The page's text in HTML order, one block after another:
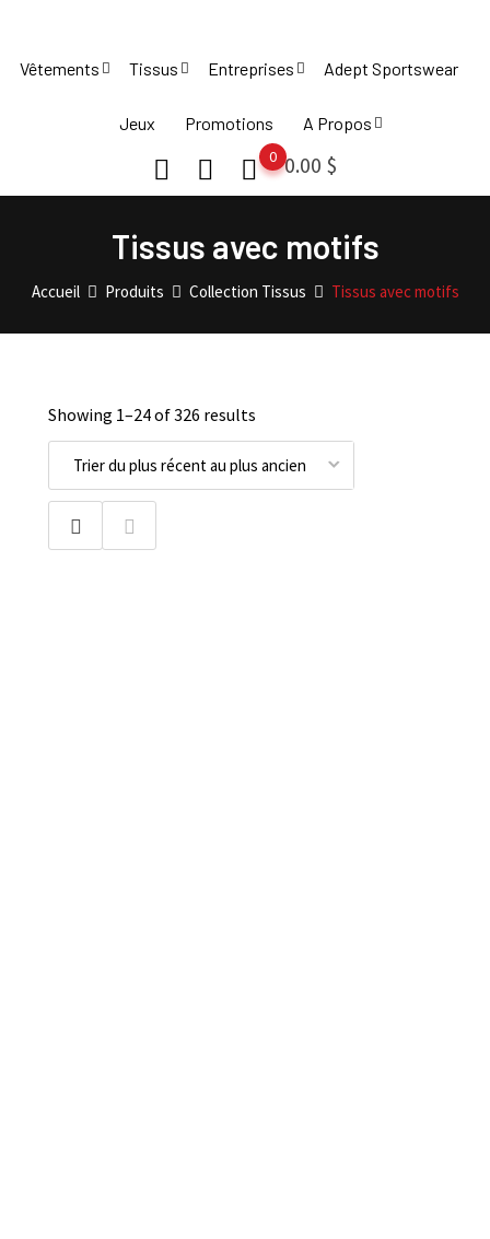
content
Vêtements Tissus Entreprises Adept Sportswear
Jeux Promotions A Propos
0.00 $
0
Tissus avec motifs
Accueil Produits Collection Tissus Tissus avec motifs
Showing 1–24of 326 results